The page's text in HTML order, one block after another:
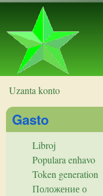
Vi estas ĉi tie
Uzanta konto
Gasto
Libroj
Populara enhavo
Token generation
Положение о